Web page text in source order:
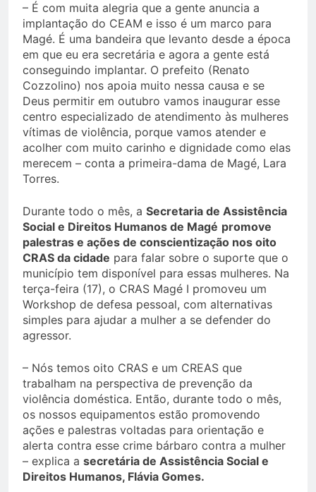
– É com muita alegria que a gente anuncia a
implantação do CEAM e isso é um marco para
Magé. É uma bandeira que levanto desde a época
em que eu era secretária e agora a gente está
conseguindo implantar. O prefeito (Renato
Cozzolino) nos apoia muito nessa causa e se
Deus permitir em outubro vamos inaugurar esse
centro especializado de atendimento às mulheres
vítimas de violência, porque vamos atender e
acolher com muito carinho e dignidade como elas
merecem – conta a primeira-dama de Magé, Lara
Torres.
Durante todo o mês, a Secretaria de Assistência
Social e Direitos Humanos de Magé promove
palestras e ações de conscientização nos oito
CRAS da cidade para falar sobre o suporte que o
município tem disponível para essas mulheres. Na
terça-feira (17), o CRAS Magé I promoveu um
Workshop de defesa pessoal, com alternativas
simples para ajudar a mulher a se defender do
agressor.
– Nós temos oito CRAS e um CREAS que
trabalham na perspectiva de prevenção da
violência doméstica. Então, durante todo o mês,
os nossos equipamentos estão promovendo
ações e palestras voltadas para orientação e
alerta contra esse crime bárbaro contra a mulher
– explica a secretária de Assistência Social e
Direitos Humanos, Flávia Gomes.